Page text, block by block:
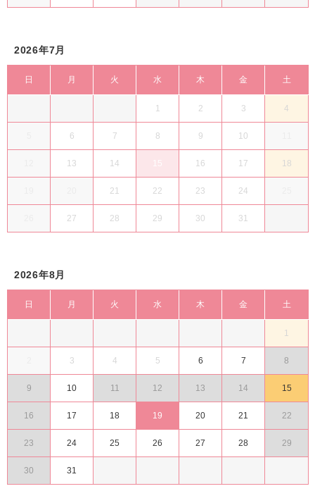
2026年7月
日 月 火 水 木 金 土
1 2 3 4
6 7 8 9 10
13 14 15 16 17 18
21 22 23 24
27 28 29 30 31
2026年8月
日 月 火 水 木 金 土
1
3 4 5 6 7 8
9 10 11 12 13 14 15
16 17 18 19 20 21 22
23 24 25 26 27 28 29
30 31